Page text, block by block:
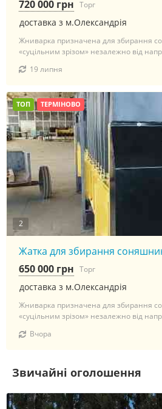
доставка з м.Олександрія
720 000 грн Торг
Жниварка призначена для збирання
«суцільним зрізом» незалежно від
19 липня
ТОП ТЕРМІНОВО
2
Жатка для збирання
доставка з м.Олександрія
650 000 грн Торг
Жниварка призначена для збирання
«суцільним зрізом» незалежно від
Вчора
Звичайні оголошення